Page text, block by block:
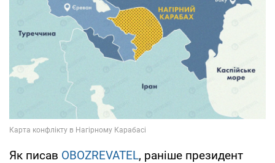
Як писав OBOZREVATEL, раніше президент